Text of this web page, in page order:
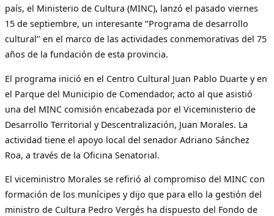
país, el Ministerio de Cultura (MINC), lanzó el pasado viernes
15 de septiembre, un interesante ‘’Programa de desarrollo
cultural’’ en el marco de las actividades conmemorativas del 75
años de la fundación de esta provincia.
El programa inició en el Centro Cultural Juan Pablo Duarte y en
el Parque del Municipio de Comendador, acto al que asistió
una del MINC comisión encabezada por el Viceministerio de
Desarrollo Territorial y Descentralización, Juan Morales. La
actividad tiene el apoyo local del senador Adriano Sánchez
Roa, a través de la Oficina Senatorial.
El viceministro Morales se refirió al compromiso del MINC con
formación de los munícipes y dijo que para ello la gestión del
ministro de Cultura Pedro Vergés ha dispuesto del Fondo de